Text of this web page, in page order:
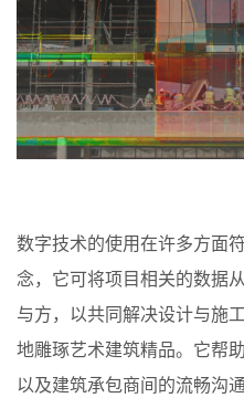
数字技术的使用在许多方面
念，它可将项目相关的数据
与方，以共同解决设计与施
地雕琢艺术建筑精品。它帮
以及建筑承包商间的流畅沟